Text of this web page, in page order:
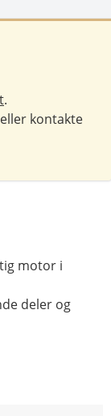
.
kontakte
motor i
deler og